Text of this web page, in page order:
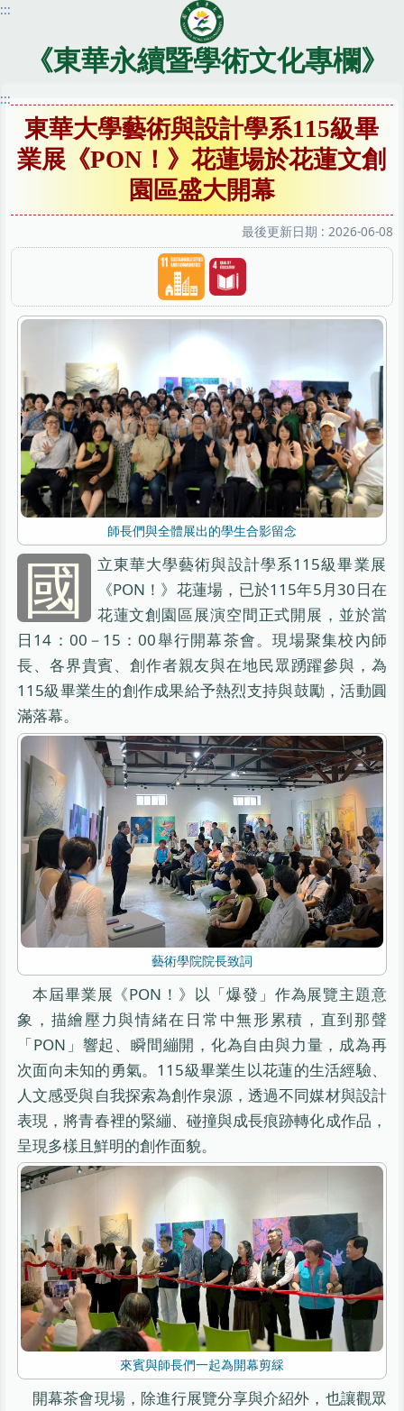
跳
內
:::
《東華永續暨學術文化專欄》
:::
東華大學藝術與設計學系115級畢
業展《PON！》花蓮場於花蓮文創
園區盛大開幕
最後更新日期 : 2026-06-08
師長們與全體展出的學生合影留念
國
立東華大學藝術與設計學系115級畢業展
《PON！》花蓮場，已於115年5月30日在
花蓮文創園區展演空間正式開展，並於當
日14：00－15：00舉行開幕茶會。現場聚集校內師
長、各界貴賓、創作者親友與在地民眾踴躍參與，為
115級畢業生的創作成果給予熱烈支持與鼓勵，活動圓
滿落幕。
藝術學院院長致詞
本屆畢業展《PON！》以「爆發」作為展覽主題意
象，描繪壓力與情緒在日常中無形累積，直到那聲
「PON」響起、瞬間繃開，化為自由與力量，成為再
次面向未知的勇氣。115級畢業生以花蓮的生活經驗、
人文感受與自我探索為創作泉源，透過不同媒材與設計
表現，將青春裡的緊繃、碰撞與成長痕跡轉化成作品，
呈現多樣且鮮明的創作面貌。
來賓與師長們一起為開幕剪綵
開幕茶會現場，除進行展覽分享與介紹外，也讓觀眾